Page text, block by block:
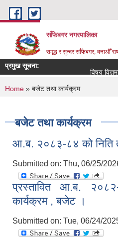
Skip to main content
साँफेबगर नगरपालिका
समृद्ध र सुन्दर साँफेबगर, बनाऔँ
प्रमुख सूचना:
You are here
Home » बजेट तथा कार्यक्रम
बजेट तथा कार्यक्रम
आ.ब. २०८३-८४ को निति
Submitted on: Thu, 06/25/
प्रस्तावित आ.ब.
कार्यक्रम , बजेट ।
Submitted on: Tue, 06/24/